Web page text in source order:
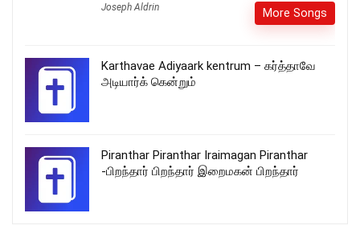
Joseph Aldrin More Songs
Karthavae Adiyaark kentrum – கர்த்தாவே
அடியார்க் கென்றும்
Piranthar Piranthar Iraimagan Piranthar
-பிறந்தார் பிறந்தார் இறைமகன் பிறந்தார்